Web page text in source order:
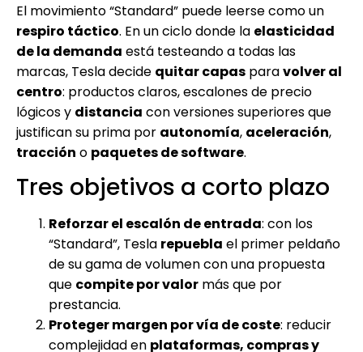
El movimiento “Standard” puede leerse como un
respiro táctico. En un ciclo donde la elasticidad
de la demanda está testeando a todas las
marcas, Tesla decide quitar capas paravolver al
centro: productos claros, escalones de precio
lógicos y distancia con versiones superiores que
justifican su prima por autonomía, aceleración,
tracción o paquetes de software.
Tres objetivos a corto plazo
Reforzar el escalón de entrada: con los
“Standard”, Tesla repuebla el primer peldaño
de su gama de volumen con una propuesta
que compite por valor más que por
prestancia.
Proteger margen por vía de coste: reducir
complejidad en plataformas, compras y